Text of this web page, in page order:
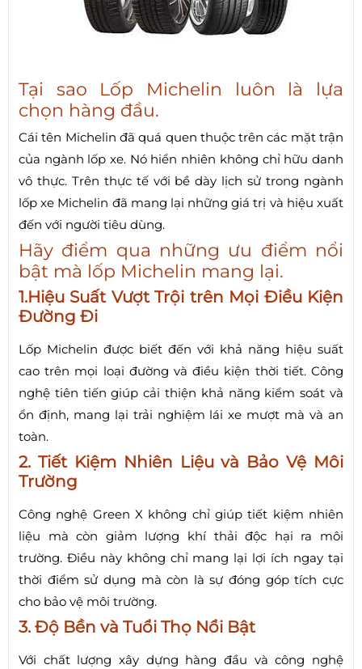
Tại sao Lốp Michelin luôn là lựa
chọn hàng đầu.
Cái tên Michelin đã quá quen thuộc trên các mặt trận
của ngành lốp xe. Nó hiển nhiên không chỉ hữu danh
vô thực. Trên thực tế với bề dày lịch sử trong ngành
lốp xe Michelin đã mang lại những giá trị và hiệu xuất
đến với người tiêu dùng.
Hãy điểm qua những ưu điểm nổi
bật mà lốp Michelin mang lại.
1.Hiệu Suất Vượt Trội trên Mọi Điều Kiện
Đường Đi
Lốp Michelin được biết đến với khả năng hiệu suất
cao trên mọi loại đường và điều kiện thời tiết. Công
nghệ tiên tiến giúp cải thiện khả năng kiểm soát và
ổn định, mang lại trải nghiệm lái xe mượt mà và an
toàn.
2. Tiết Kiệm Nhiên Liệu và Bảo Vệ Môi
Trường
Công nghệ Green X không chỉ giúp tiết kiệm nhiên
liệu mà còn giảm lượng khí thải độc hại ra môi
trường. Điều này không chỉ mang lại lợi ích ngay tại
thời điểm sử dụng mà còn là sự đóng góp tích cực
cho bảo vệ môi trường.
3. Độ Bền và Tuổi Thọ Nổi Bật
Với chất lượng xây dựng hàng đầu và công nghệ